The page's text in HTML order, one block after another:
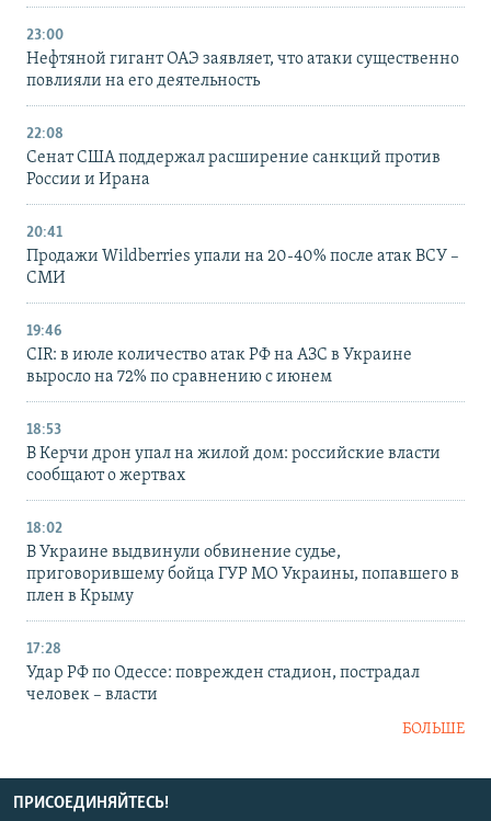
23:00
Нефтяной гигант ОАЭ заявляет, что атаки существенно
повлияли на его деятельность
22:08
Сенат США поддержал расширение санкций против
России и Ирана
20:41
Продажи Wildberries упали на 20-40% после атак ВСУ –
СМИ
19:46
CIR: в июле количество атак РФ на АЗС в Украине
выросло на 72% по сравнению с июнем
18:53
В Керчи дрон упал на жилой дом: российские власти
сообщают о жертвах
18:02
В Украине выдвинули обвинение судье,
приговорившему бойца ГУР МО Украины, попавшего в
плен в Крыму
17:28
Удар РФ по Одессе: поврежден стадион, пострадал
человек – власти
БОЛЬШЕ
ПРИСОЕДИНЯЙТЕСЬ!